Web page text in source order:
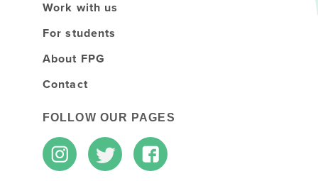
Work with us
For students
About FPG
Contact
FOLLOW OUR PAGES